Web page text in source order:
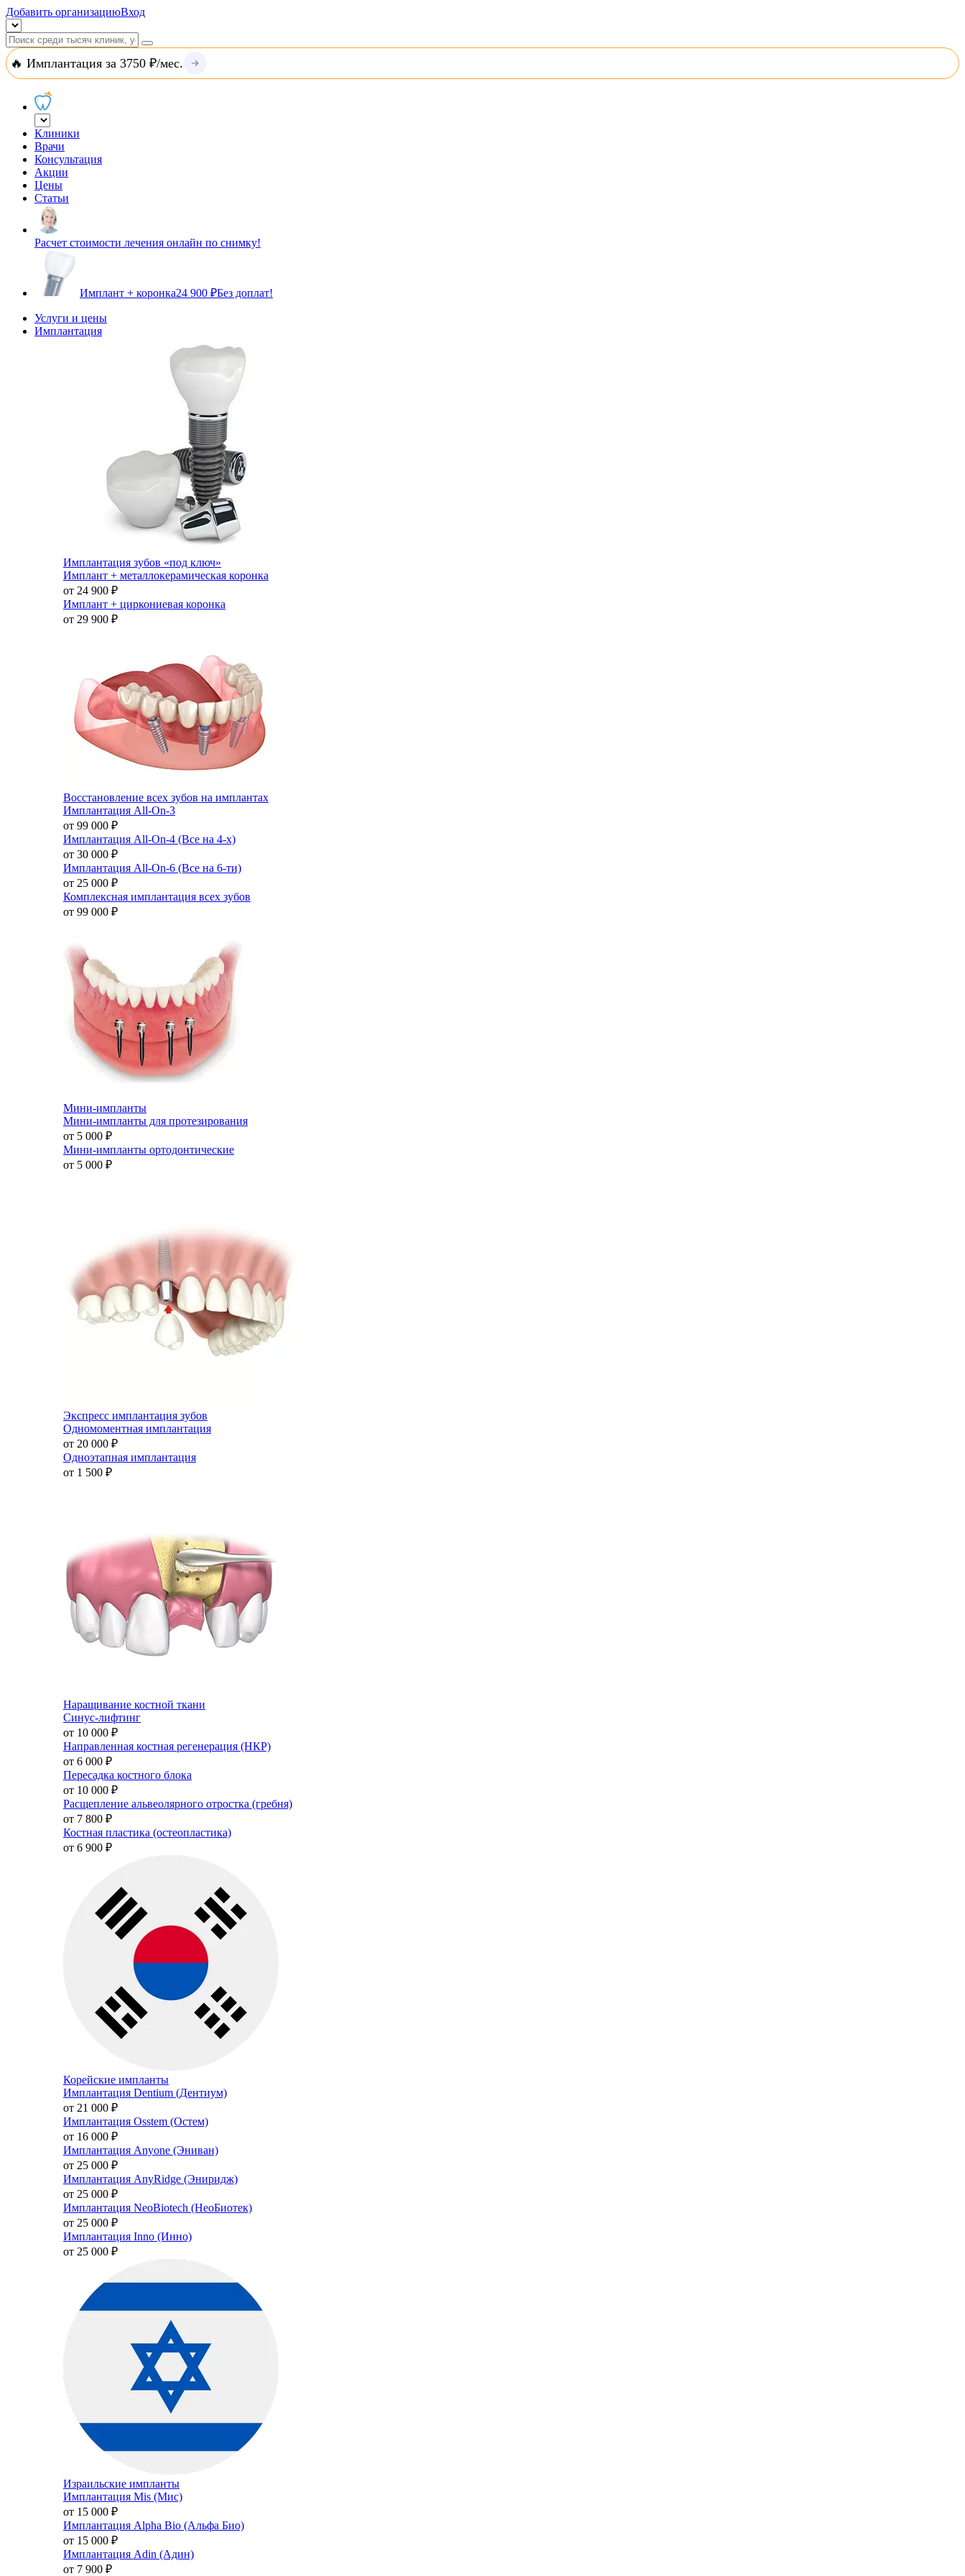
Добавить организациюВход
🔥 Имплантация за 3750 ₽/мес.
Клиники
Врачи
Консультация
Акции
Цены
Статьи
Расчет стоимости лечения онлайн по снимку!
Имплант + коронка24 900 ₽Без доплат!
Услуги и цены
Имплантация
Имплантация зубов «под ключ»
Имплант + металлокерамическая коронка
от 24 900 ₽
Имплант + циркониевая коронка
от 29 900 ₽
Восстановление всех зубов на имплантах
Имплантация All-On-3
от 99 000 ₽
Имплантация All-On-4 (Все на 4-х)
от 30 000 ₽
Имплантация All-On-6 (Все на 6-ти)
от 25 000 ₽
Комплексная имплантация всех зубов
от 99 000 ₽
Мини-импланты
Мини-импланты для протезирования
от 5 000 ₽
Мини-импланты ортодонтические
от 5 000 ₽
Экспресс имплантация зубов
Одномоментная имплантация
от 20 000 ₽
Одноэтапная имплантация
от 1 500 ₽
Наращивание костной ткани
Синус-лифтинг
от 10 000 ₽
Направленная костная регенерация (НКР)
от 6 000 ₽
Пересадка костного блока
от 10 000 ₽
Расщепление альвеолярного отростка (гребня)
от 7 800 ₽
Костная пластика (остеопластика)
от 6 900 ₽
Корейские импланты
Имплантация Dentium (Дентиум)
от 21 000 ₽
Имплантация Osstem (Остем)
от 16 000 ₽
Имплантация Anyone (Эниван)
от 25 000 ₽
Имплантация AnyRidge (Эниридж)
от 25 000 ₽
Имплантация NeoBiotech (НеоБиотек)
от 25 000 ₽
Имплантация Inno (Инно)
от 25 000 ₽
Израильские импланты
Имплантация Mis (Мис)
от 15 000 ₽
Имплантация Alpha Bio (Альфа Био)
от 15 000 ₽
Имплантация Adin (Адин)
от 7 900 ₽